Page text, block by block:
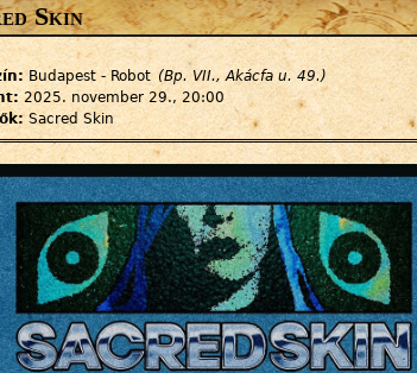
Skin
Budapest - Robot (Bp. VII., Akácfa u. 49.)
2025. november 29., 20:00
Sacred Skin